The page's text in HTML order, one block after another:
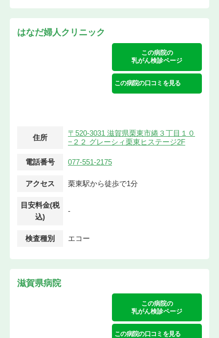
はなだ婦人クリニック
この病院の
乳がん検診ページ
この病院の口コミを見る
住所
〒520-3031 滋賀県栗東市綣３丁目１０
−２２ グレーシィ栗東ヒステージ2F
電話番号 077-551-2175
アクセス 栗東駅から徒歩で1分
目安料金(税
込)
-
検査種別 エコー
滋賀県病院
この病院の
乳がん検診ページ
この病院の口コミを見る